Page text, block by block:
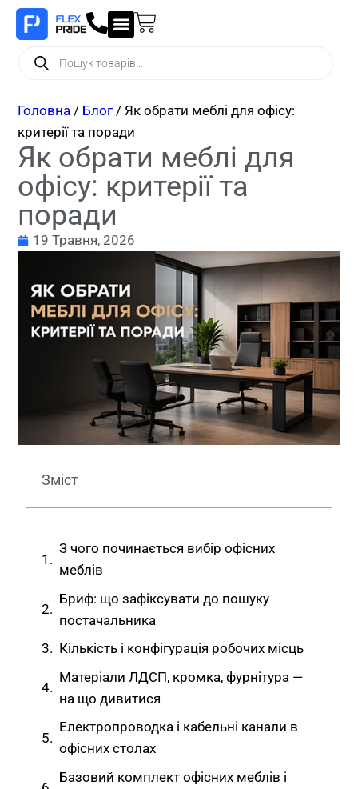
Головна / Блог / Як обрати меблі для офісу:
критерії та поради
Як обрати меблі для
офісу: критерії та
поради
19 Травня, 2026
Зміст
З чого починається вибір офісних
меблів
Бриф: що зафіксувати до пошуку
постачальника
Кількість і конфігурація робочих місць
Матеріали ЛДСП, кромка, фурнітура —
на що дивитися
Електропроводка і кабельні канали в
офісних столах
Базовий комплект офісних меблів і